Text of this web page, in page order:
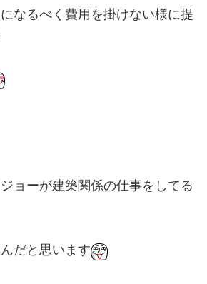
なるべく費用を掛けない様に提
ョーが建築関係の仕事をしてる
だと思います